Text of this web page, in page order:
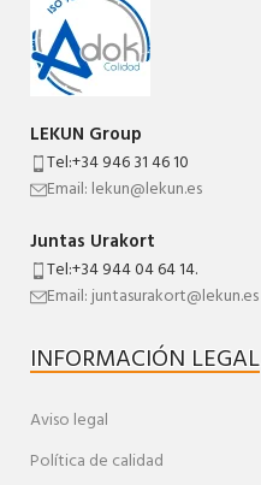
LEKUN Group
Tel:+34 946 31 46 10
Email: lekun@lekun.es
Juntas Urakort
Tel:+34 944 04 64 14.
Email: juntasurakort@lekun.es
INFORMACIÓN LEGAL
Aviso legal
Política de calidad